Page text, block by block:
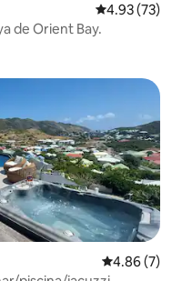
Calificación
4.93 (73)
de Orient Bay.
Calificación
4.86 (7)